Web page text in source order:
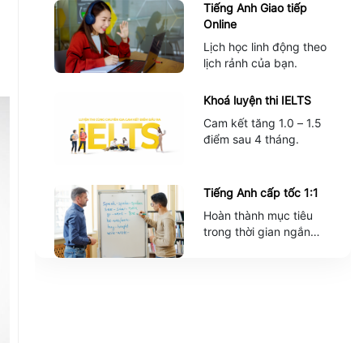
Tiếng Anh Giao tiếp
Online
Lịch học linh động theo
lịch rảnh của bạn.
Khoá luyện thi IELTS
Cam kết tăng 1.0 – 1.5
điểm sau 4 tháng.
Tiếng Anh cấp tốc 1:1
Hoàn thành mục tiêu
trong thời gian ngắn